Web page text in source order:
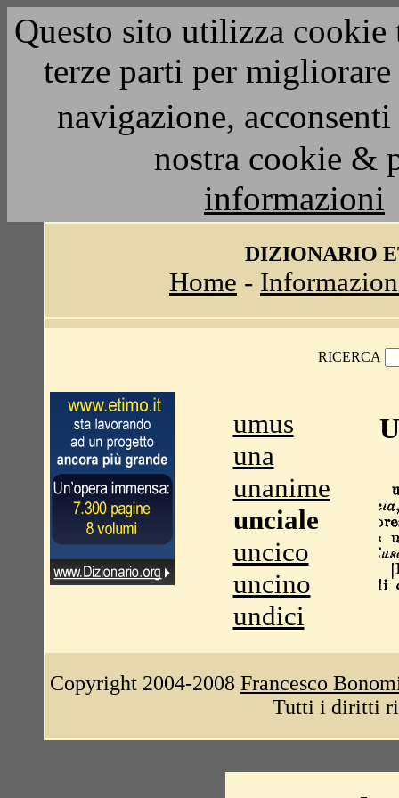
Questo sito utilizza
terze parti per
navigazione,
nostra cookie &
informazioni
DIZIONARIO
Home -
RICERCA
umus
una
unanime
unciale
uncico
uncino
undici
Copyright 2004-2008 Francesco
Tutti i diritti